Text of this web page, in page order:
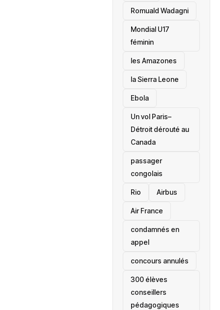
Romuald Wadagni
Mondial U17
féminin
les Amazones
la Sierra Leone
‎Ebola
Un vol Paris–
Détroit dérouté au
Canada
passager
congolais
Rio Airbus
Air France
condamnés en
appel
concours annulés
300 élèves
conseillers
pédagogiques